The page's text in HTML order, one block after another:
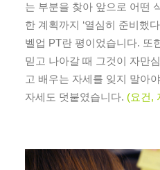
는 부분을 찾아 앞으로 어떤
한 계획까지 ‘열심히 준비했
벨업 PT란 평이었습니다. 또
믿고 나아갈 때 그것이 자만
고 배우는 자세를 잊지 말아
자세도 덧붙였습니다. (요건,